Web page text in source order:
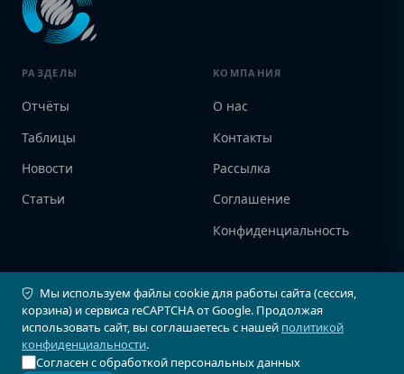
РАЗДЕЛЫ
Отчёты
Таблицы
Новости
Статьи
КОМПАНИЯ
О нас
Контакты
Рассылка
Соглашение
Конфиденциальность
АвтоСпектр
Infovin
+7 (903) 735-9056
info@avtostat-info.ru
Мы используем файлы cookie для работы сайта (сессия,
корзина) и сервиса reCAPTCHA от Google. Продолжая
использовать сайт, вы соглашаетесь с нашей политикой
конфиденциальности.
Согласен с обработкой персональных данных